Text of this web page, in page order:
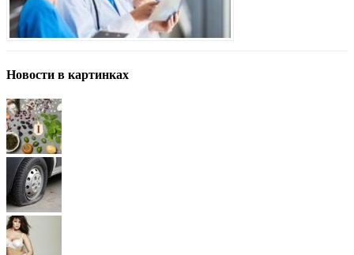
Новости в картинках